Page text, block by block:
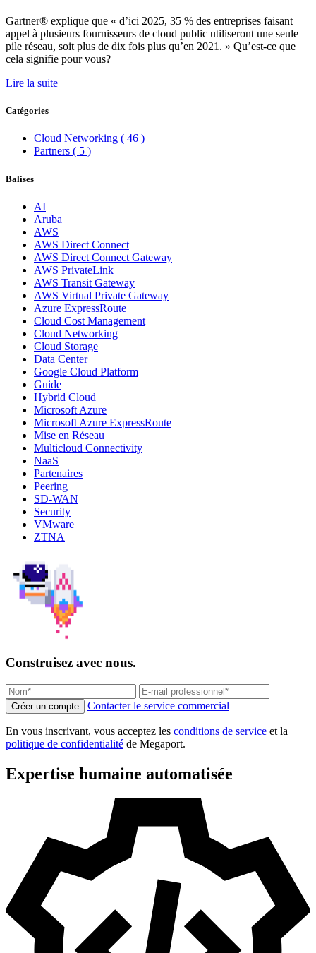
Gartner® explique que « d’ici 2025, 35 % des entreprises faisant
appel à plusieurs fournisseurs de cloud public utiliseront une seule
pile réseau, soit plus de dix fois plus qu’en 2021. » Qu’est-ce que
cela signifie pour vous?
Lire la suite
Catégories
Cloud Networking ( 46 )
Partners ( 5 )
Balises
AI
Aruba
AWS
AWS Direct Connect
AWS Direct Connect Gateway
AWS PrivateLink
AWS Transit Gateway
AWS Virtual Private Gateway
Azure ExpressRoute
Cloud Cost Management
Cloud Networking
Cloud Storage
Data Center
Google Cloud Platform
Guide
Hybrid Cloud
Microsoft Azure
Microsoft Azure ExpressRoute
Mise en Réseau
Multicloud Connectivity
NaaS
Partenaires
Peering
SD-WAN
Security
VMware
ZTNA
Construisez avec nous.
Créer un compte Contacter le service commercial
En vous inscrivant, vous acceptez les conditions de service et la
politique de confidentialité de Megaport.
Expertise humaine automatisée